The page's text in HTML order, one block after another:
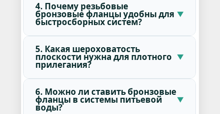
4. Почему резьбовые
бронзовые фланцы удобны для
быстросборных систем?
5. Какая шероховатость
плоскости нужна для плотного
прилегания?
6. Можно ли ставить бронзовые
фланцы в системы питьевой
воды?